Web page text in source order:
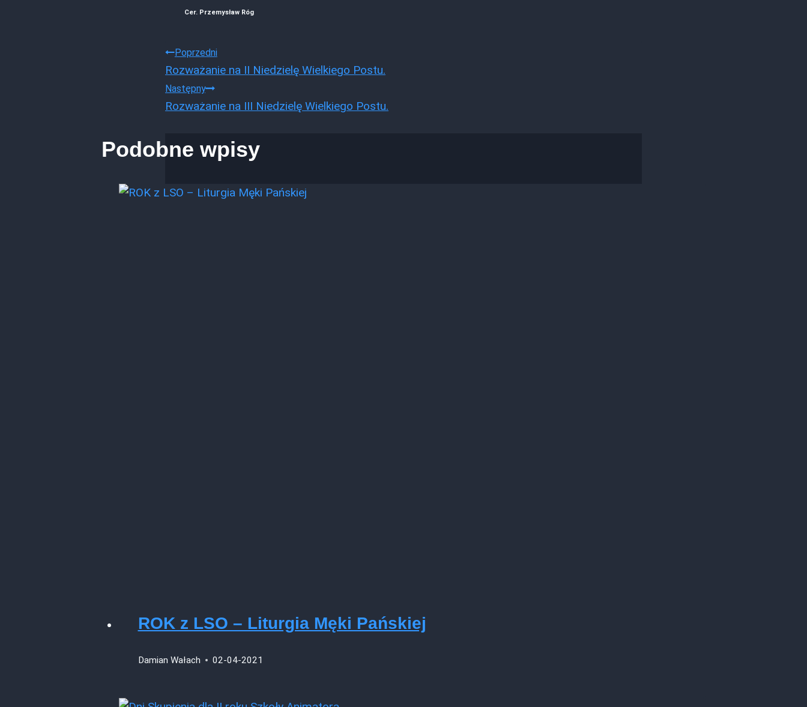
Cer. Przemysław Róg
Nawigacja
wpisu
Poprzedni
Rozważanie na II Niedzielę Wielkiego Postu.
Następny
Rozważanie na III Niedzielę Wielkiego Postu.
Podobne wpisy
ROK z LSO – Liturgia Męki Pańskiej
Damian Wałach 02-04-2021